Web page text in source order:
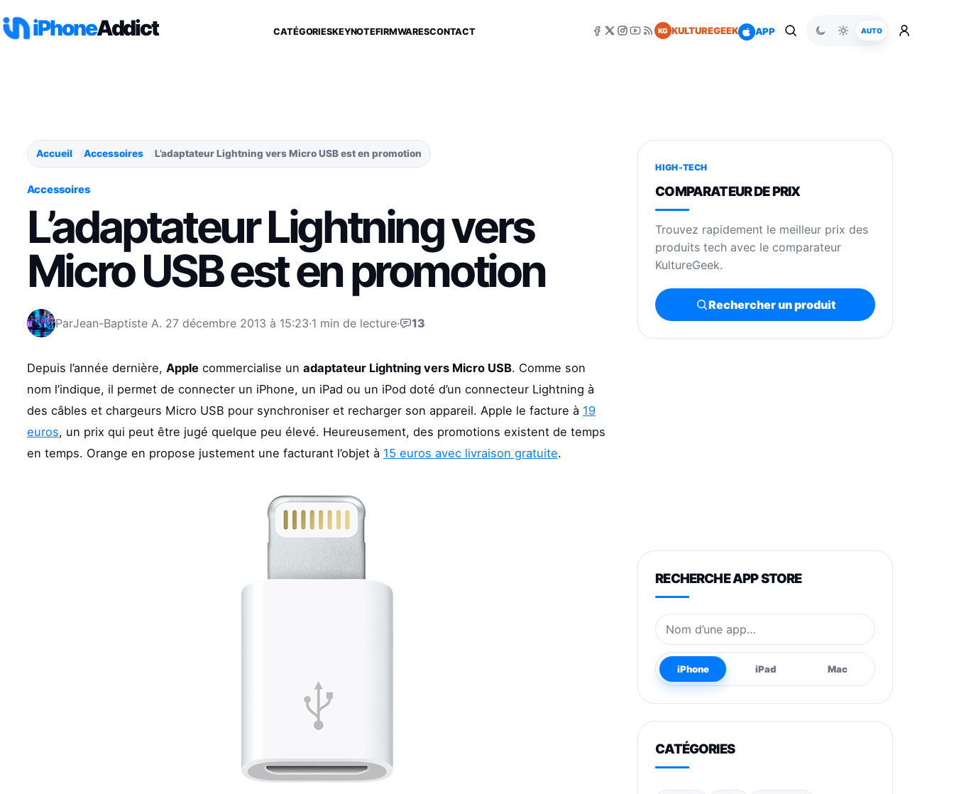
iPhoneAddict CATÉGORIESKEYNOTEFIRMWARESCONTACT KG KULTUREGEEK APP AUTO
Accueil Accessoires L’adaptateur Lightning vers Micro USB est en promotion
Accessoires
L’adaptateur Lightning vers
Micro USB est en promotion
ParJean-Baptiste A. 27 décembre 2013 à 15:23·1 min de lecture· 13
Depuis l’année dernière, Applecommercialise un adaptateur Lightning vers Micro USB. Comme son
nom l’indique, il permet de connecter un iPhone, un iPad ou un iPod doté d’un connecteur Lightning à
des câbles et chargeurs Micro USB pour synchroniser et recharger son appareil. Apple le facture à 19
euros, un prix qui peut être jugé quelque peu élevé. Heureusement, des promotions existent de temps
en temps. Orange en propose justement une facturant l’objet à 15 euros avec livraison gratuite.
HIGH-TECH
COMPARATEUR DE PRIX
Trouvez rapidement le meilleur prix des
produits tech avec le comparateur
KultureGeek.
Rechercher un produit
RECHERCHE APP STORE
Nom de l’application
iPhone iPad Mac
CATÉGORIES